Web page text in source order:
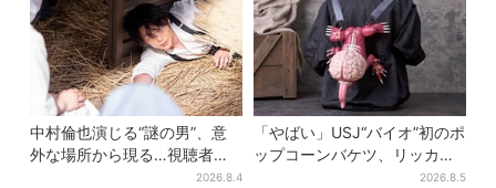
中村倫也演じる“謎の男”、意
外な場所から現る…視聴者歓
喜「こんな登場シーンとは」
2026.8.4
「やばい」USJ“バイオ”初のポ
ップコーンバケツ、リッカー
が背中に張りつく衝撃デザイ
2026.8.5